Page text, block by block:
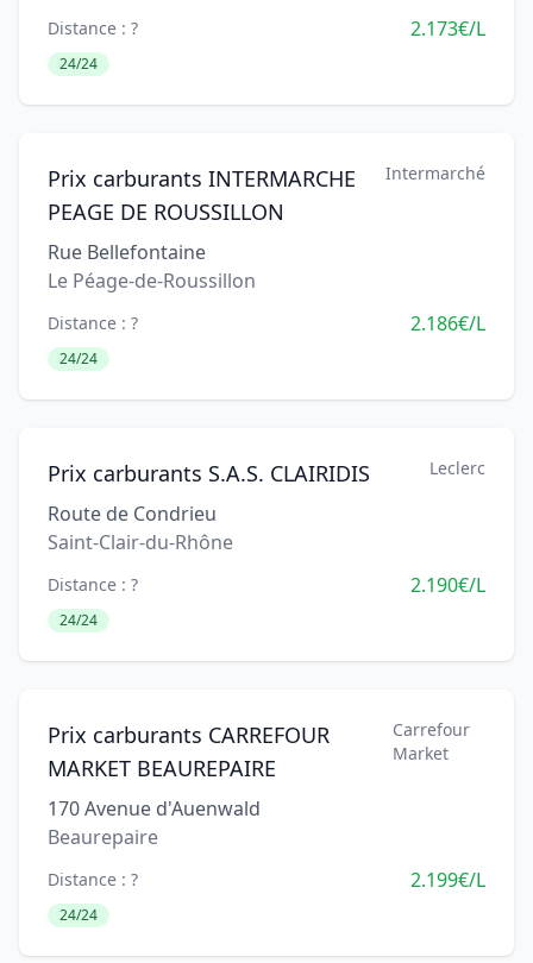
Distance : ? 2.173€/L
24/24
Prix carburants INTERMARCHE
PEAGE DE ROUSSILLON
Intermarché
Rue Bellefontaine
Le Péage-de-Roussillon
Distance : ? 2.186€/L
24/24
Prix carburants S.A.S. CLAIRIDIS Leclerc
Route de Condrieu
Saint-Clair-du-Rhône
Distance : ? 2.190€/L
24/24
Prix carburants CARREFOUR
MARKET BEAUREPAIRE
Carrefour
Market
170 Avenue d'Auenwald
Beaurepaire
Distance : ? 2.199€/L
24/24